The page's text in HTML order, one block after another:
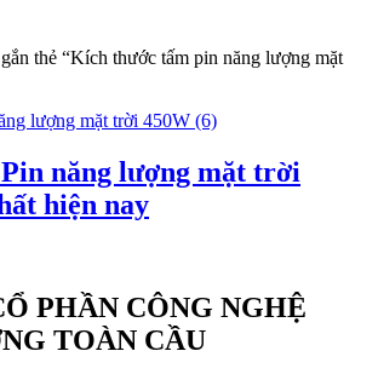
thẻ “Kích thước tấm pin năng lượng mặt
năng lượng mặt trời
hiện nay
PHẦN CÔNG NGHỆ
TOÀN CẦU